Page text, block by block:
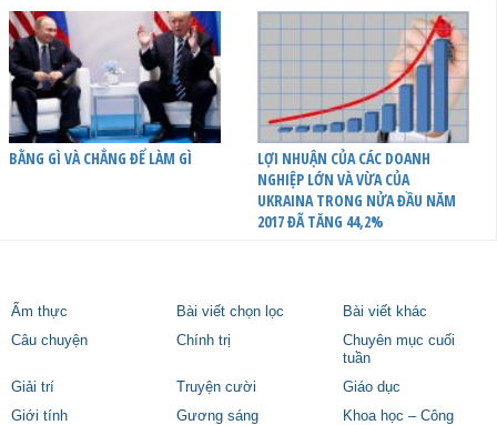
BẰNG GÌ VÀ CHẲNG ĐỂ LÀM GÌ
LỢI NHUẬN CỦA CÁC DOANH
NGHIỆP LỚN VÀ VỪA CỦA
UKRAINA TRONG NỬA ĐẦU NĂM
2017 ĐÃ TĂNG 44,2%
Ẩm thực Bài viết chọn lọc
Bài viết khác
Câu chuyện
Chính trị
Chuyên mục cuối
tuần
Giải trí
Truyện cười
Giáo dục
Giới tính
Gương sáng
Khoa học – Công